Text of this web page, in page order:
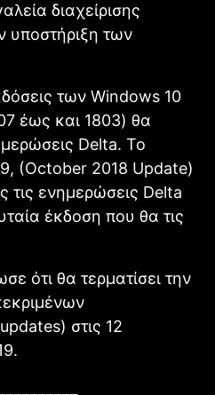
διαχείρισης
υποστήριξη των
των Windows 10
έως και 1803) θα
Delta. To
(October 2018 Update)
τις ενημερώσεις Delta
έκδοση που θα τις
ότι θα τερματίσει την
στις 12